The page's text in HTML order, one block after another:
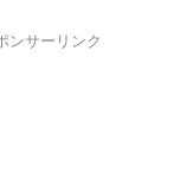
ンサーリンク